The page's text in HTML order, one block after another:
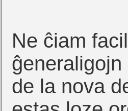
Ne ĉiam
de la nova